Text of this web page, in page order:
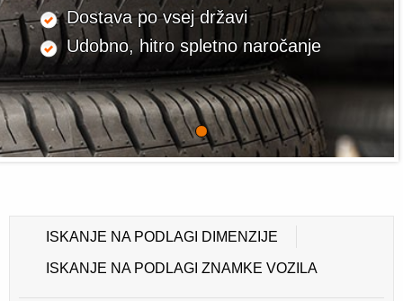
Dostava po vsej državi
Udobno, hitro spletno naročanje
ISKANJE NA PODLAGI DIMENZIJE
ISKANJE NA PODLAGI ZNAMKE VOZILA